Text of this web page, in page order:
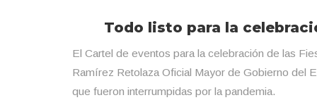
Todo listo para la
El Cartel de eventos para la celebración de las
Ramírez Retolaza Oficial Mayor de Gobierno del
que fueron interrumpidas por la pandemia.